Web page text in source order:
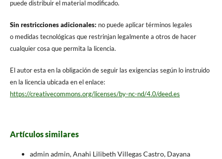
puede distribuir el material modificado.
Sin restricciones adicionales: no puede aplicar términos legales
o medidas tecnológicas que restrinjan legalmente a otros de hacer
cualquier cosa que permita la licencia.
El autor esta en la obligación de seguir las exigencias según lo instruido
en la licencia ubicada en el enlace:
https://creativecommons.org/licenses/by-nc-nd/4.0/deed.es
Artículos similares
admin admin, Anahi Lilibeth Villegas Castro, Dayana